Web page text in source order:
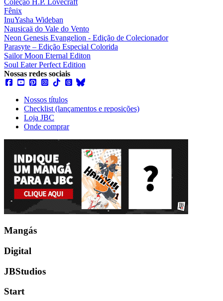
Fênix
InuYasha Wideban
Nausicaä do Vale do Vento
Neon Genesis Evangelion - Edição de Colecionador
Parasyte – Edição Especial Colorida
Sailor Moon Eternal Editon
Soul Eater Perfect Edition
Nossas redes sociais
Nossos títulos
Checklist (lançamentos e reposições)
Loja JBC
Onde comprar
Mangás
Digital
JBStudios
Start